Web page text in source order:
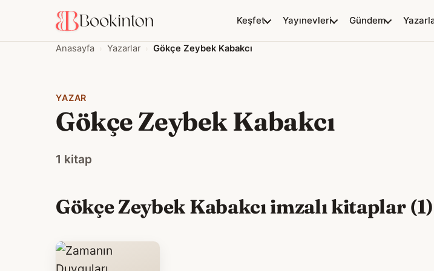
Keşfet Yayınevleri Gündem
Anasayfa Yazarlar Gökçe Zeybek Kabakcı
YAZAR
Gökçe Zeybek Kabakcı
1 kitap
Gökçe Zeybek Kabakcı imzalı kitaplar (1)